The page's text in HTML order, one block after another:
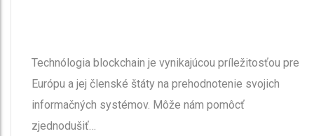
Technólogia blockchain je vynikajúcou príležitosťou pre
Európu a jej členské štáty na prehodnotenie svojich
informačných systémov. Môže nám pomôcť
zjednodušiť…